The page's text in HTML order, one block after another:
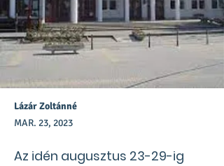
Lázár Zoltánné
MAR. 23, 2023
Az idén augusztus 23-29-ig